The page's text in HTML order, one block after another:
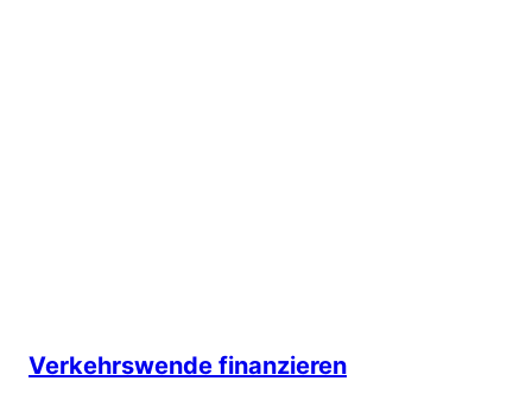
Verkehrswende finanzieren